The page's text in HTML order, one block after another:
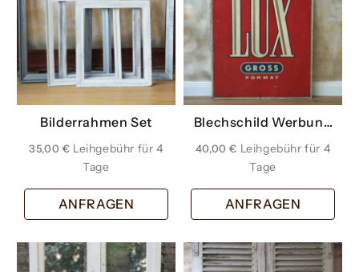
Bilderrahmen Set
35,00 €
ANFRAGEN
Blechschild Werbung
40,00€
ANFRAGEN